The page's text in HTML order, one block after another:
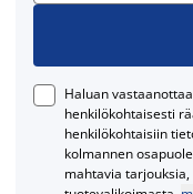
Haluan
henkilökohtaisesti
henkilökohtaisiin
kolmannen
mahtavia tarjouksia,